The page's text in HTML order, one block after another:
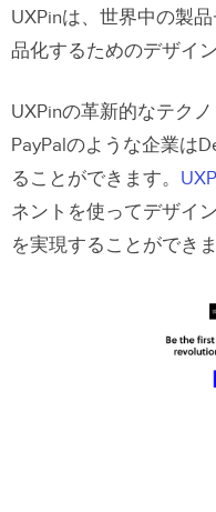
UXPinは、世界中の製
品化するためのデザイ
UXPinの革新的なテク
PayPalのような企業は
ることができます。
ネントを使ってデザイ
を実現することができま